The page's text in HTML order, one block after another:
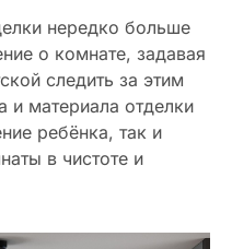
нередко больше
о комнате, задавая
следить за этим
материала отделки
ребёнка, так и
в чистоте и